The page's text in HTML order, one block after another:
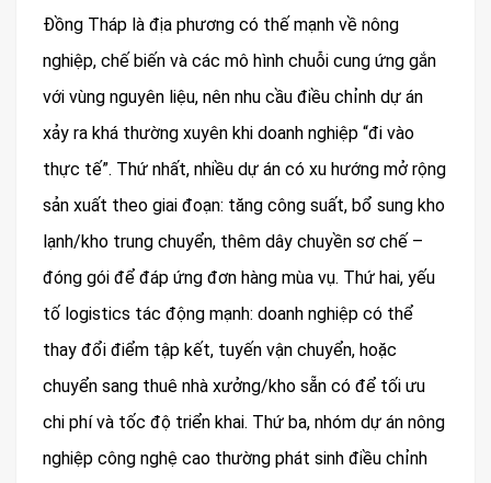
Đồng Tháp là địa phương có thế mạnh về nông
nghiệp, chế biến và các mô hình chuỗi cung ứng gắn
với vùng nguyên liệu, nên nhu cầu điều chỉnh dự án
xảy ra khá thường xuyên khi doanh nghiệp “đi vào
thực tế”. Thứ nhất, nhiều dự án có xu hướng mở rộng
sản xuất theo giai đoạn: tăng công suất, bổ sung kho
lạnh/kho trung chuyển, thêm dây chuyền sơ chế –
đóng gói để đáp ứng đơn hàng mùa vụ. Thứ hai, yếu
tố logistics tác động mạnh: doanh nghiệp có thể
thay đổi điểm tập kết, tuyến vận chuyển, hoặc
chuyển sang thuê nhà xưởng/kho sẵn có để tối ưu
chi phí và tốc độ triển khai. Thứ ba, nhóm dự án nông
nghiệp công nghệ cao thường phát sinh điều chỉnh